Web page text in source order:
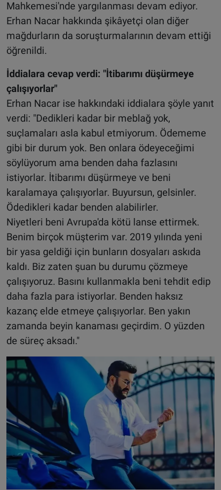
Mahkemesi'nde yargılanması devam ediyor.
Erhan Nacar hakkında şikâyetçi olan diğer
mağdurların da soruşturmalarının devam ettiği
öğrenildi.
İddialara cevap verdi: "İtibarımı düşürmeye
çalışıyorlar"
Erhan Nacar ise hakkındaki iddialara şöyle yanıt
verdi: "Dedikleri kadar bir meblağ yok,
suçlamaları asla kabul etmiyorum. Ödememe
gibi bir durum yok. Ben onlara ödeyeceğimi
söylüyorum ama benden daha fazlasını
istiyorlar. İtibarımı düşürmeye ve beni
karalamaya çalışıyorlar. Buyursun, gelsinler.
Ödedikleri kadar benden alabilirler.
Niyetleri beni Avrupa'da kötü lanse ettirmek.
Benim birçok müşterim var. 2019 yılında yeni
bir yasa geldiği için bunların dosyaları askıda
kaldı. Biz zaten şuan bu durumu çözmeye
çalışıyoruz. Basını kullanmakla beni tehdit edip
daha fazla para istiyorlar. Benden haksız
kazanç elde etmeye çalışıyorlar. Ben yakın
zamanda beyin kanaması geçirdim. O yüzden
de süreç aksadı."